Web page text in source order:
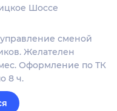
Шоссе
сменой
Желателен
Оформление по ТК
8 ч.